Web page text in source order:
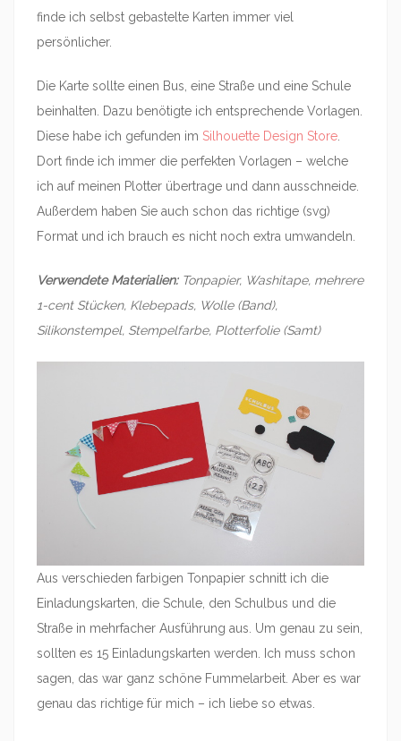
finde ich selbst gebastelte Karten immer viel
persönlicher.
Die Karte sollte einen Bus, eine Straße und eine Schule
beinhalten. Dazu benötigte ich entsprechende Vorlagen.
Diese habe ich gefunden im Silhouette Design Store
Dort finde ich immer die perfekten Vorlagen – welche
ich auf meinen Plotter übertrage und dann ausschneide.
Außerdem haben Sie auch schon das richtige (svg)
Format und ich brauch es nicht noch extra umwandeln.
Verwendete Materialien: Tonpapier, Washitape, mehrere
1-cent Stücken, Klebepads, Wolle (Band),
Silikonstempel, Stempelfarbe, Plotterfolie (Samt)
Aus verschieden farbigen Tonpapier schnitt ich die
Einladungskarten, die Schule, den Schulbus und die
Straße in mehrfacher Ausführung aus. Um genau zu sein,
sollten es 15 Einladungskarten werden. Ich muss schon
sagen, das war ganz schöne Fummelarbeit. Aber es war
genau das richtige für mich – ich liebe so etwas.